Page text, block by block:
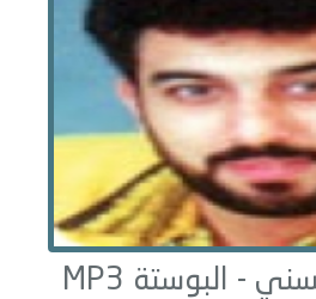
- البوستة MP3